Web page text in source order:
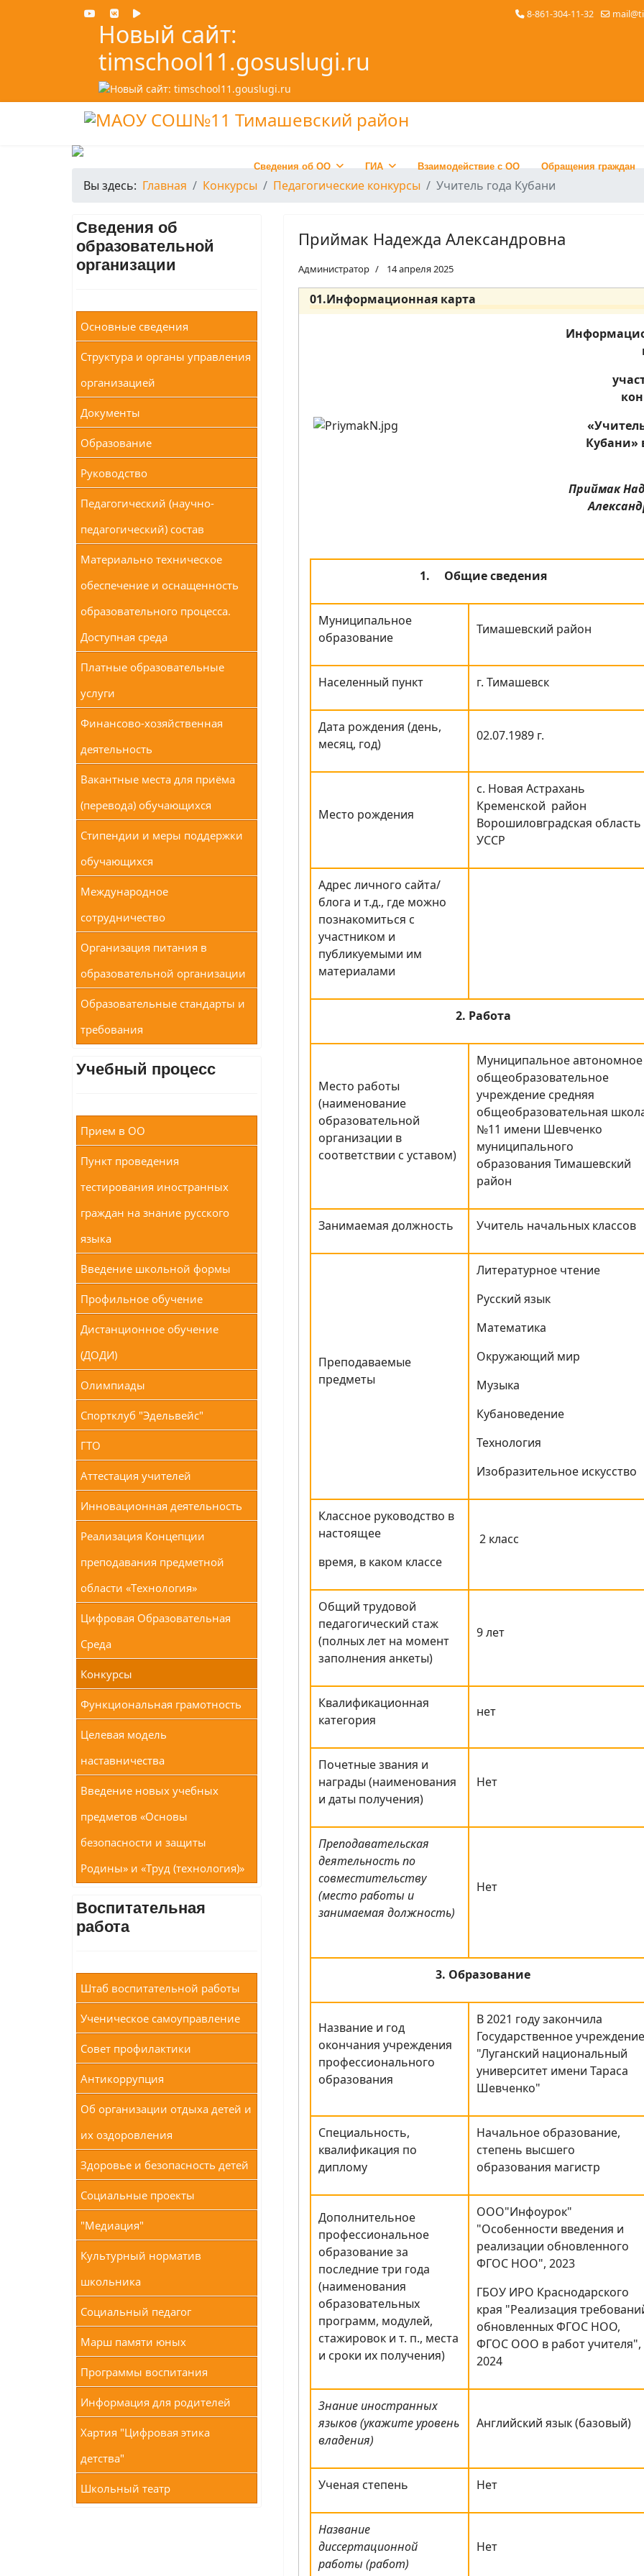
Новый сайт:
timschool11.gosuslugi.ru
8-861-304-11-32
Сведения об ОО ГИА Взаимодействие с ОО Обращения граждан
Вы здесь: Главная Конкурсы Педагогические конкурсы Учитель года Кубани
Сведения об
образовательной
организации
Основные сведения
Структура и органы управления
организацией
Документы
Образование
Руководство
Педагогический (научно-
педагогический) состав
Материально техническое
обеспечение и оснащенность
образовательного процесса.
Доступная среда
Платные образовательные
услуги
Финансово-хозяйственная
деятельность
Вакантные места для приёма
(перевода) обучающихся
Стипендии и меры поддержки
обучающихся
Международное
сотрудничество
Организация питания в
образовательной организации
Образовательные стандарты и
требования
Учебный процесс
Прием в ОО
Пункт проведения
тестирования иностранных
граждан на знание русского
языка
Введение школьной формы
Профильное обучение
Дистанционное обучение
(ДОДИ)
Олимпиады
Спортклуб "Эдельвейс"
ГТО
Аттестация учителей
Инновационная деятельность
Реализация Концепции
преподавания предметной
области «Технология»
Цифровая Образовательная
Среда
Конкурсы
Функциональная грамотность
Целевая модель
наставничества
Введение новых учебных
предметов «Основы
безопасности и защиты
Родины» и «Труд (технология)»
Воспитательная
работа
Штаб воспитательной работы
Ученическое самоуправление
Совет профилактики
Антикоррупция
Об организации отдыха детей и
их оздоровления
Здоровье и безопасность детей
Социальные проекты
"Медиация"
Культурный норматив
школьника
Социальный педагог
Марш памяти юных
Программы воспитания
Информация для родителей
Хартия "Цифровая этика
детства"
Школьный театр
Приймак Надежда Александровна
Администратор 14 апреля 2025
01.Информационная карта
Кубани»
Приймак
1. Общие сведения
Муниципальное
образование
Тимашевский район
Населенный пункт г. Тимашевск
Дата рождения (день,
месяц, год)
02.07.1989 г.
Место рождения
с. Новая Астрахань
Кременской район
Ворошиловградская область
УССР
Адрес личного сайта/
блога и т.д., где можно
познакомиться с
участником и
публикуемыми им
материалами
2. Работа
Место работы
(наименование
образовательной
организации в
соответствии с уставом)
Муниципальное автономное
общеобразовательное
учреждение средняя
общеобразовательная
№11 имени Шевченко
муниципального
образования Тимашевский
район
Занимаемая должность Учитель начальных классов
Преподаваемые
предметы
Литературное чтение
Русский язык
Математика
Окружающий мир
Музыка
Кубановедение
Технология
Изобразительное искусство
Классное руководство в
настоящее
время, в каком классе
2 класс
Общий трудовой
педагогический стаж
(полных лет на момент
заполнения анкеты)
9 лет
Квалификационная
категория
нет
Почетные звания и
награды (наименования
и даты получения)
Нет
Преподавательская
деятельность по
совместительству
(место работы и
занимаемая должность)
Нет
3. Образование
Название и год
окончания учреждения
профессионального
образования
В 2021 году закончила
Государственное учреждение
"Луганский национальный
университет имени Тараса
Шевченко"
Специальность,
квалификация по
диплому
Начальное образование,
степень высшего
образования магистр
Дополнительное
профессиональное
образование за
последние три года
(наименования
образовательных
программ, модулей,
стажировок и т. п., места
и сроки их получения)
ООО"Инфоурок"
"Особенности введения и
реализации обновленного
ФГОС НОО", 2023
ГБОУ ИРО Краснодарского
края "Реализация
обновленных ФГОС НОО,
ФГОС ООО в работ учителя",
2024
Знание иностранных
языков (укажите уровень
владения)
Английский язык (базовый)
Ученая степень Нет
Название
диссертационной
работы (работ)
Нет